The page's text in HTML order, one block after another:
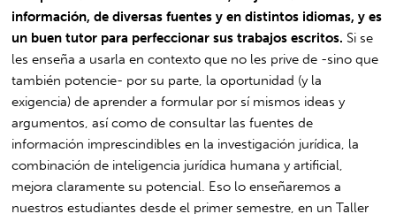
información, de diversas fuentes y en distintos idiomas, y es
un buen tutor para perfeccionar sus trabajos escritos. Si se
les enseña a usarla en contexto que no les prive de -sino que
también potencie- por su parte, la oportunidad (y la
exigencia) de aprender a formular por sí mismos ideas y
argumentos, así como de consultar las fuentes de
información imprescindibles en la investigación jurídica, la
combinación de inteligencia jurídica humana y artificial,
mejora claramente su potencial. Eso lo enseñaremos a
nuestros estudiantes desde el primer semestre, en un Taller